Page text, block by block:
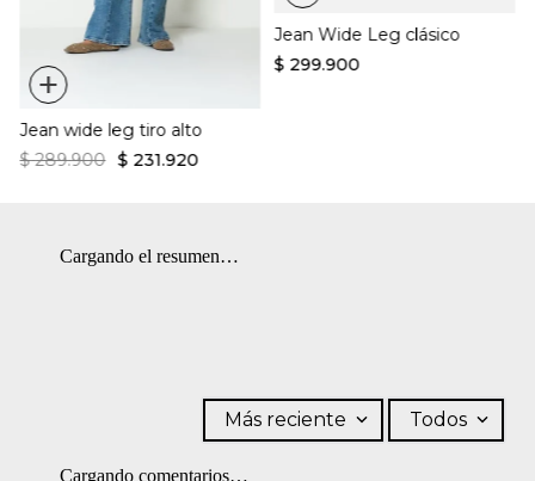
Detalles en costura visible.
No usar blanqueador. SECADO: No secar en máquina. LAVADO:
Temperatura máxima de lavado 40 ºC. Proceso normal.
+
Jean wide leg tiro alto
$ 289.900 $ 231.920
Jean Wide Leg clásico
$ 299.900
Cargando el resumen…
Más reciente Todos
Cargando comentarios…